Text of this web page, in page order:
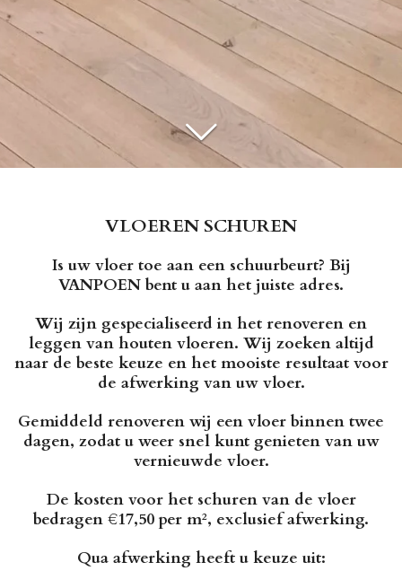
VLOEREN SCHUREN
Is uw vloer toe aan een schuurbeurt? Bij
VANPOEN bent u aan het juiste adres.
Wij zijn gespecialiseerd in het renoveren en
leggen van houten vloeren. Wij zoeken altijd
naar de beste keuze en het mooiste resultaat voor
de afwerking van uw vloer.
Gemiddeld renoveren wij een vloer binnen twee
dagen, zodat u weer snel kunt genieten van uw
vernieuwde vloer.
De kosten voor het schuren van de vloer
bedragen €17,50 per m², exclusief afwerking.
Qua afwerking heeft u keuze uit: